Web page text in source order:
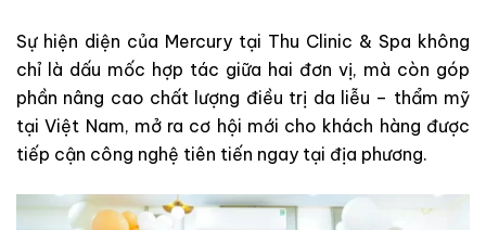
Sự hiện diện của Mercury tại Thu Clinic & Spa không
chỉ là dấu mốc hợp tác giữa hai đơn vị, mà còn góp
phần nâng cao chất lượng điều trị da liễu – thẩm mỹ
tại Việt Nam, mở ra cơ hội mới cho khách hàng được
tiếp cận công nghệ tiên tiến ngay tại địa phương.